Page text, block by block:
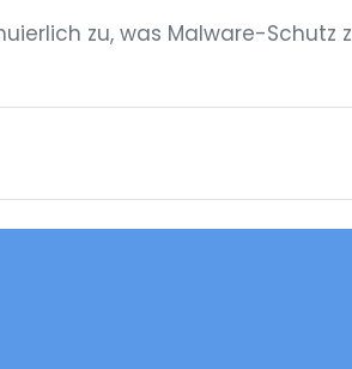
zu, was Malware-Schutz